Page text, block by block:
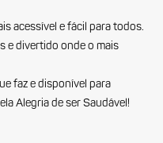
acessível e fácil para todos.
e divertido onde o mais
faz e disponível para
Alegria de ser Saudável!